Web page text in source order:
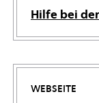
Hilfe bei
WEBSEITE